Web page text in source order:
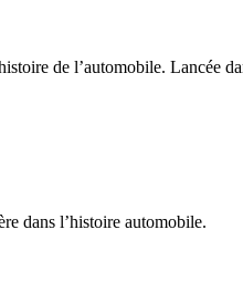
de l’automobile. Lancée
dans l’histoire automobile.